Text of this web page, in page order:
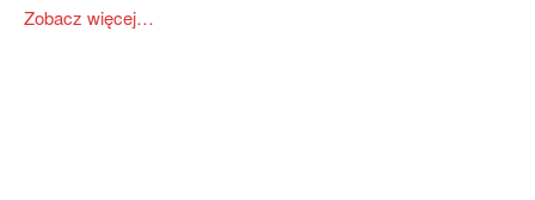
Zobacz więcej…